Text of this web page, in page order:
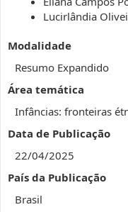
Lucirlândia
Modalidade
Resumo Expandido
Área temática
Infâncias: fronteiras
Data de Publicação
22/04/2025
País da Publicação
Brasil